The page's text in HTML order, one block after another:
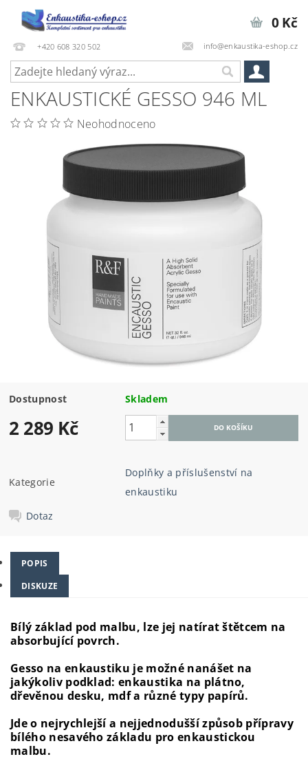
+420 608 320 502 info@enkaustika-eshop.cz
0 Kč
ENKAUSTICKÉ GESSO 946 ML
Neohodnoceno
Dostupnost Skladem
2 289 Kč
Kategorie
Doplňky a příslušenství na
enkaustiku
Dotaz
POPIS
DISKUZE
Bílý základ pod malbu, lze jej natírat štětcem na
absorbující povrch.
Gesso na enkaustiku je možné nanášet na
jakýkoliv podklad: enkaustika na plátno,
dřevěnou desku, mdf a různé typy papírů.
Jde o nejrychlejší a nejjednodušší způsob přípravy
bílého nesavého základu pro enkaustickou
malbu.